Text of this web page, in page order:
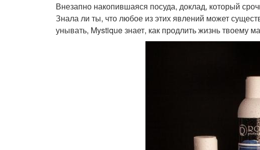
Внезапно накопившаяся посуда, доклад, который
Знала ли ты, что любое из этих явлений может
унывать, Mystique знает, как продлить жизнь твоему